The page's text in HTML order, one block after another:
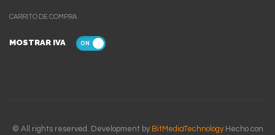
CARRITO DE COMPRA
MOSTRAR IVA
© All rights reserved. Development by BitMediaTechnologyHecho con